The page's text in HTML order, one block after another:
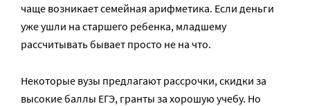
чаще возникает семейная арифметика. Если деньги
уже ушли на старшего ребенка, младшему
рассчитывать бывает просто не на что.
Некоторые вузы предлагают рассрочки, скидки за
высокие баллы ЕГЭ, гранты за хорошую учебу. Но